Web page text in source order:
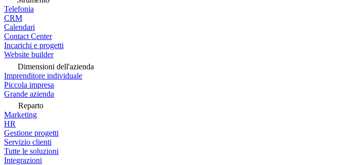
Telefonia
CRM
Calendari
Contact Center
Incarichi e progetti
Website builder
Dimensioni dell'azienda
Imprenditore individuale
Piccola impresa
Grande azienda
Reparto
Marketing
HR
Gestione progetti
Servizio clienti
Tutte le soluzioni
Integrazioni